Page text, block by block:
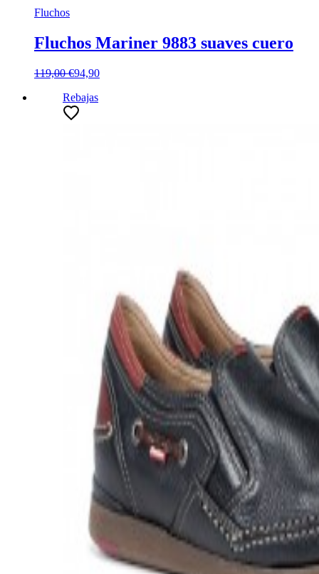
Fluchos
Fluchos Mariner 9883 suaves cuero
119,00 €94,90
Rebajas